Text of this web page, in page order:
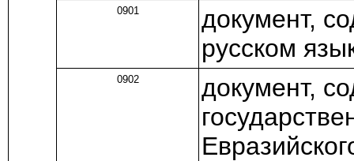
0901
документ,
русском
0902
документ,